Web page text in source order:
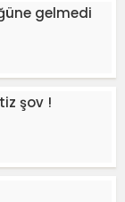
gelmedi
şov !